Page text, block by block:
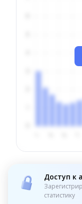
Доступ к
статистику